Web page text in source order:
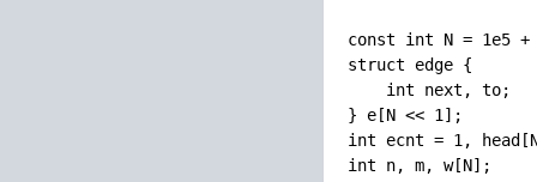
const int N = 1e5
struct edge {
    int next, to;
} e[N << 1];
int ecnt = 1,
int n, m, w[N];